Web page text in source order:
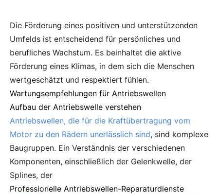
Die Förderung eines positiven und unterstützenden
Umfelds ist entscheidend für persönliches und
berufliches Wachstum. Es beinhaltet die aktive
Förderung eines Klimas, in dem sich die Menschen
wertgeschätzt und respektiert fühlen.
Wartungsempfehlungen für Antriebswellen
Aufbau der Antriebswelle verstehen
Antriebswellen, die für die Kraftübertragung vom
Motor zu den Rädern unerlässlich sind, sind komplexe
Baugruppen. Ein Verständnis der verschiedenen
Komponenten, einschließlich der Gelenkwelle, der
Splines, der
Professionelle Antriebswellen-Reparaturdienste